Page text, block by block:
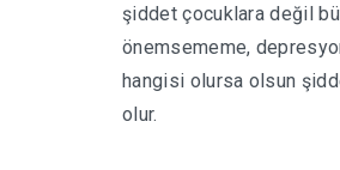
şiddet çocuklara değil
önemsememe,
hangisi olursa olsun
olur.